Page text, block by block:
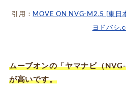
引用： MOVE ON NVG-M2.5 [東日
ヨドバシ
ムーブオンの「ヤマナビ（
が高いです。